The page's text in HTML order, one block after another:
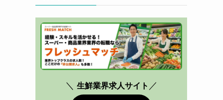
＼ 生鮮業界求人サイト ／